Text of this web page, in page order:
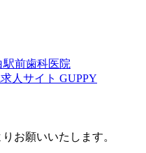
お願いいたします。